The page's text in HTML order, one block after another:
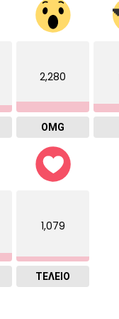
2,280
OMG
1,079
ΤΕΛΕΙΟ